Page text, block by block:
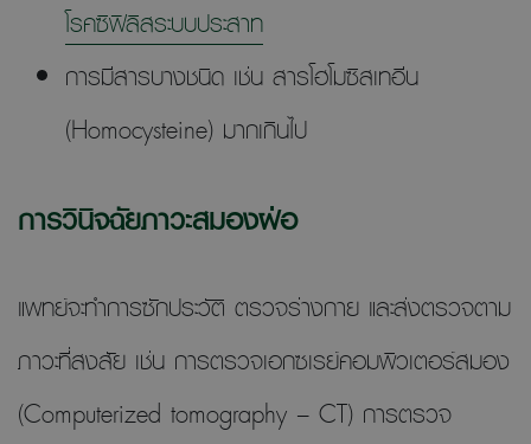
โรคซิฟิลิสระบบประสาท
การมีสารบางชนิด เช่น สารโฮโมซิสเทอีน
(Homocysteine) มากเกินไป
การวินิจฉัยภาวะสมองฝ่อ
แพทย์จะทำการซักประวัติ ตรวจร่างกาย และส่งตรวจตาม
ภาวะที่สงสัย เช่น การตรวจเอกซเรย์คอมพิวเตอร์สมอง
(Computerized tomography – CT) การตรวจ